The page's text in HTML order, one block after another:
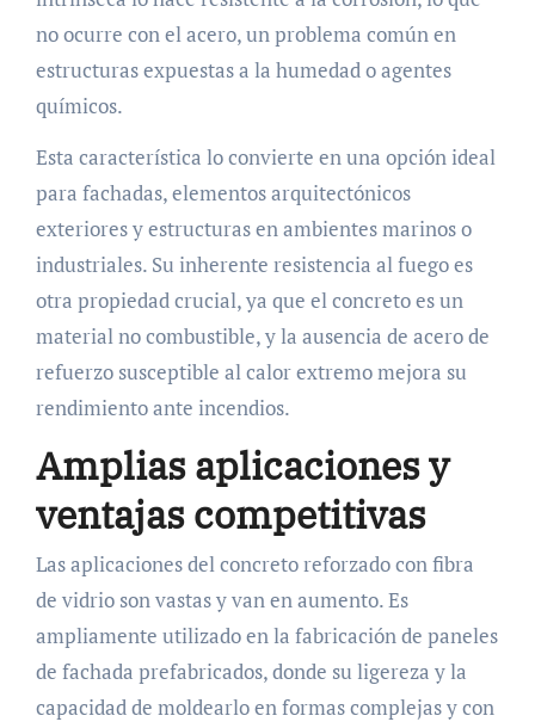
no ocurre con el acero, un problema común en
estructuras expuestas a la humedad o agentes
químicos.
Esta característica lo convierte en una opción ideal
para fachadas, elementos arquitectónicos
exteriores y estructuras en ambientes marinos o
industriales. Su inherente resistencia al fuego es
otra propiedad crucial, ya que el concreto es un
material no combustible, y la ausencia de acero de
refuerzo susceptible al calor extremo mejora su
rendimiento ante incendios.
Amplias aplicaciones y
ventajas competitivas
Las aplicaciones del concreto reforzado con fibra
de vidrio son vastas y van en aumento. Es
ampliamente utilizado en la fabricación de paneles
de fachada prefabricados, donde su ligereza y la
capacidad de moldearlo en formas complejas y con